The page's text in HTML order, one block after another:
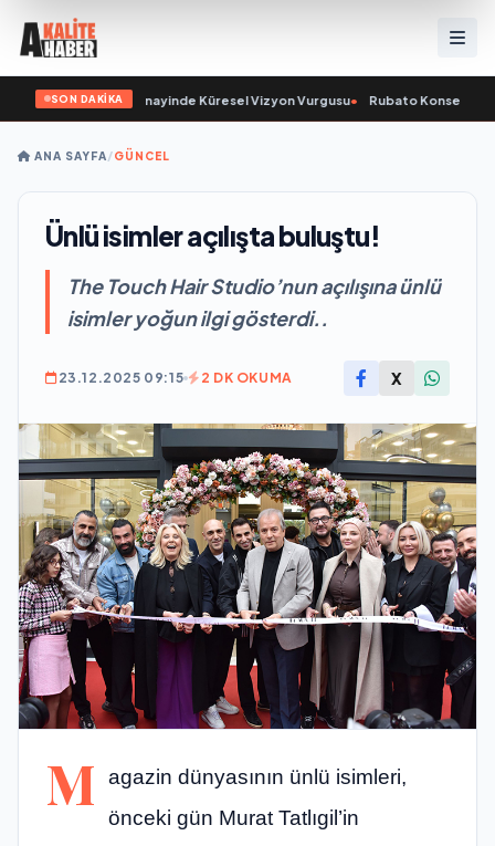
SON DAKİKA
ve Savunma Sanayinde Küresel Vizyon Vurgusu• Rubato Konser Serisi
ANA SAYFA/GÜNCEL
Ünlü isimler açılışta buluştu!
The Touch Hair Studio’nun açılışına ünlü
isimler yoğun ilgi gösterdi..
23.12.2025 09:15 2 DK OKUMA X
M
agazin dünyasının ünlü isimleri,
önceki gün Murat Tatlıgil’in